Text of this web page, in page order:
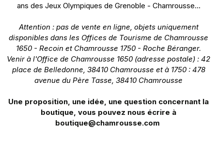
ans des Jeux Olympiques de Grenoble - Chamrousse...
Attention : pas de vente en ligne, objets uniquement
disponibles dans les Offices de Tourisme de Chamrousse
1650 - Recoin et Chamrousse 1750 - Roche Béranger.
Venir à l'Office de Chamrousse 1650 (adresse postale) : 42
place de Belledonne, 38410 Chamrousse et à 1750 : 478
avenue du Père Tasse, 38410 Chamrousse
Une proposition, une idée, une question concernant la
boutique, vous pouvez nous écrire à
boutique@chamrousse.com